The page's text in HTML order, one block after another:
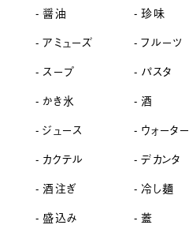
醤油
珍味
アミューズ
フルーツ
スープ
パスタ
かき氷
酒
ジュース
ウォーター
カクテル
デカンタ
酒注ぎ
冷し麺
盛込み
蓋